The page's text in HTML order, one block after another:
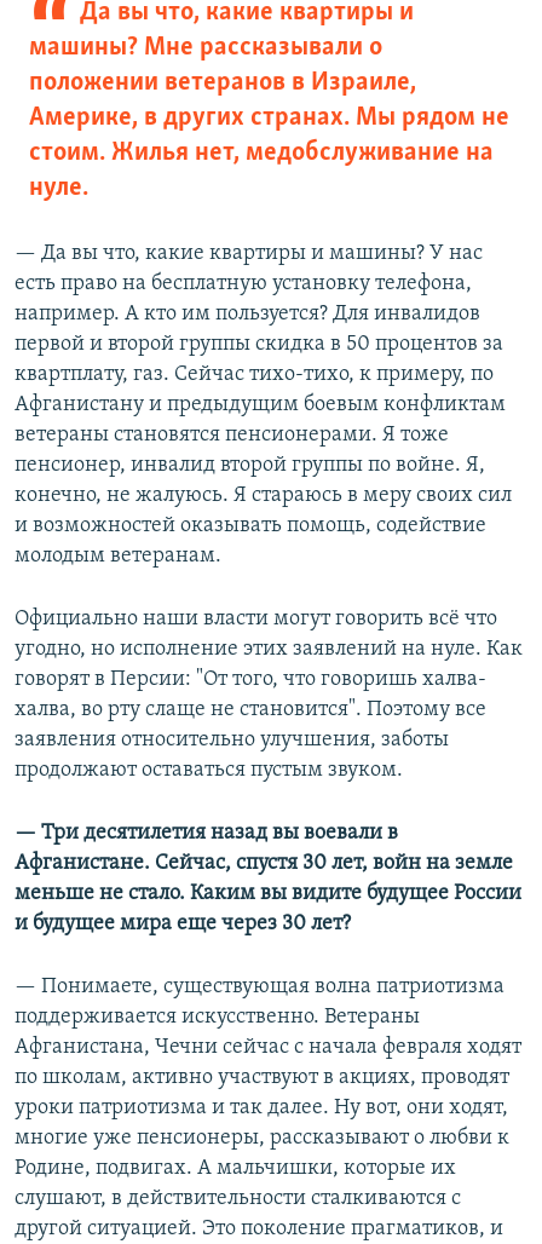
Да вы что, какие квартиры и
машины? Мне рассказывали о
положении ветеранов в Израиле,
Америке, в других странах. Мы рядом не
стоим. Жилья нет, медобслуживание на
нуле.
— Да вы что, какие квартиры и машины? У нас
есть право на бесплатную установку телефона,
например. А кто им пользуется? Для инвалидов
первой и второй группы скидка в 50 процентов за
квартплату, газ. Сейчас тихо-тихо, к примеру, по
Афганистану и предыдущим боевым конфликтам
ветераны становятся пенсионерами. Я тоже
пенсионер, инвалид второй группы по войне. Я,
конечно, не жалуюсь. Я стараюсь в меру своих сил
и возможностей оказывать помощь, содействие
молодым ветеранам.
Официально наши власти могут говорить всё что
угодно, но исполнение этих заявлений на нуле. Как
говорят в Персии: "От того, что говоришь халва-
халва, во рту слаще не становится". Поэтому все
заявления относительно улучшения, заботы
продолжают оставаться пустым звуком.
— Три десятилетия назад вы воевали в
Афганистане. Сейчас, спустя 30 лет, войн на земле
меньше не стало. Каким вы видите будущее России
и будущее мира еще через 30 лет?
— Понимаете, существующая волна патриотизма
поддерживается искусственно. Ветераны
Афганистана, Чечни сейчас с начала февраля ходят
по школам, активно участвуют в акциях, проводят
уроки патриотизма и так далее. Ну вот, они ходят,
многие уже пенсионеры, рассказывают о любви к
Родине, подвигах. А мальчишки, которые их
слушают, в действительности сталкиваются с
другой ситуацией. Это поколение прагматиков, и